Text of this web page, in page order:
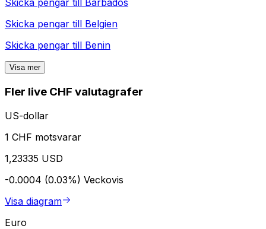
Skicka pengar till
Barbados
Skicka pengar till Belgien
Skicka pengar till Benin
Visa mer
Fler live CHF valutagrafer
US-dollar
1 CHF motsvarar
1,23335 USD
-0.0004 (0.03%) Veckovis
Visa diagram
Euro